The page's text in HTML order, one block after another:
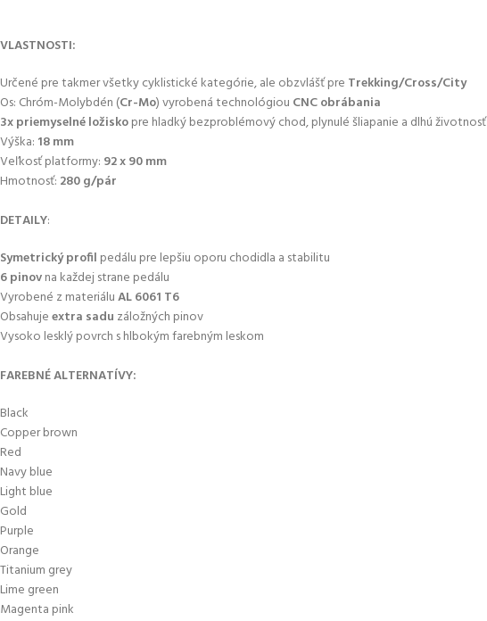
VLASTNOSTI:
Určené pre takmer všetky cyklistické kategórie, ale obzvlášť pre Trekking/Cross/City
Os: Chróm-Molybdén (Cr-Mo) vyrobená technológiou CNC obrábania
3x priemyselné ložiskopre hladký bezproblémový chod, plynulé šliapanie a dlhú životnosť
Výška: 18 mm
Veľkosť platformy: 92 x 90 mm
Hmotnosť: 280 g/pár
DETAILY:
Symetrický profil pedálu pre lepšiu oporu chodidla a stabilitu
6 pinovna každej strane pedálu
Vyrobené z materiáluAL 6061 T6
Obsahujeextra sadu záložných pinov
Vysoko lesklý povrch s hlbokým farebným leskom
FAREBNÉ ALTERNATÍVY:
Black
Copper brown
Red
Navy blue
Light blue
Gold
Purple
Orange
Titanium grey
Lime green
Magenta pink